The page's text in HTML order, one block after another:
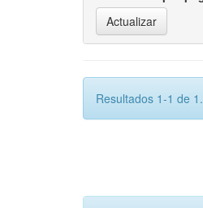
Resultados 1-1 de 1.